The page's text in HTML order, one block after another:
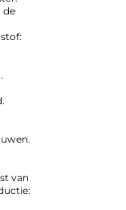
de
van